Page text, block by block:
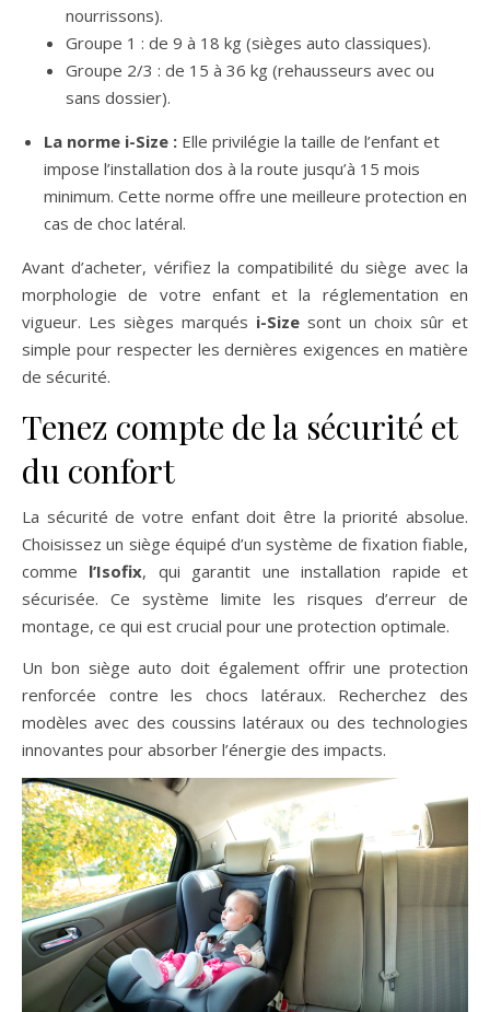
nourrissons).
Groupe 1 : de 9 à 18 kg (sièges auto classiques).
Groupe 2/3 : de 15 à 36 kg (rehausseurs avec ou
sans dossier).
La norme i-Size : Elle privilégie la taille de l’enfant et
impose l’installation dos à la route jusqu’à 15 mois
minimum. Cette norme offre une meilleure protection en
cas de choc latéral.
Avant d’acheter, vérifiez la compatibilité du siège avec la
morphologie de votre enfant et la réglementation en
vigueur. Les sièges marqués i-Size sont un choix sûr et
simple pour respecter les dernières exigences en matière
de sécurité.
Tenez compte de la sécurité et
du confort
La sécurité de votre enfant doit être la priorité absolue.
Choisissez un siège équipé d’un système de fixation fiable,
comme l’Isofix, qui garantit une installation rapide et
sécurisée. Ce système limite les risques d’erreur de
montage, ce qui est crucial pour une protection optimale.
Un bon siège auto doit également offrir une protection
renforcée contre les chocs latéraux. Recherchez des
modèles avec des coussins latéraux ou des technologies
innovantes pour absorber l’énergie des impacts.